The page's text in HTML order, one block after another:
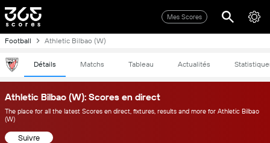
Mes Scores
Football Athletic Bilbao (W)
Détails Matchs Tableau Actualités
Athletic Bilbao (W): Scores en direct
The place for all the latest Scores en direct, fixtures, results and more for Athletic Bilbao
(W)
Suivre